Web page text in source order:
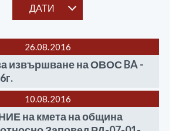
ДАТИ
26.08 2016
извършване на ОВОС BA -
10.08 2016
на кмета на община